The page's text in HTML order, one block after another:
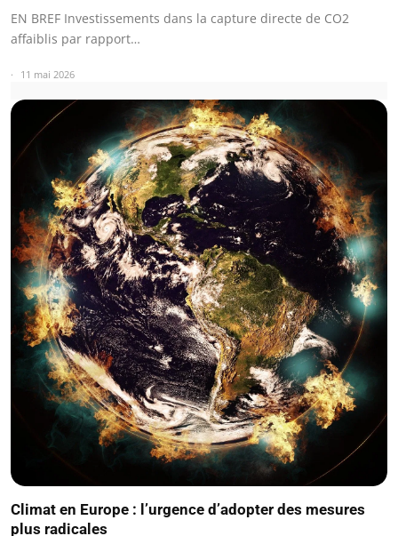
EN BREF Investissements dans la capture directe de CO2
affaiblis par rapport…
11 mai 2026
Climat en Europe : l’urgence d’adopter des mesures
plus radicales